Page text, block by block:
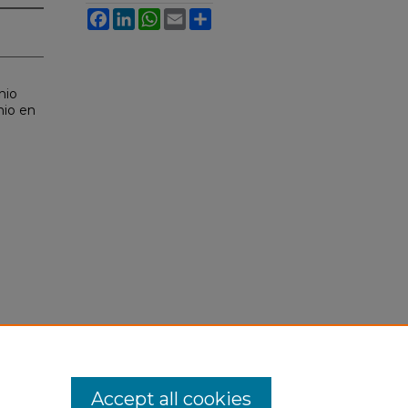
en
FacebookLinkedInWhatsApp
Email
Accept all cookies